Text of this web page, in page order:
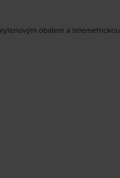
obalem a telemetrickou